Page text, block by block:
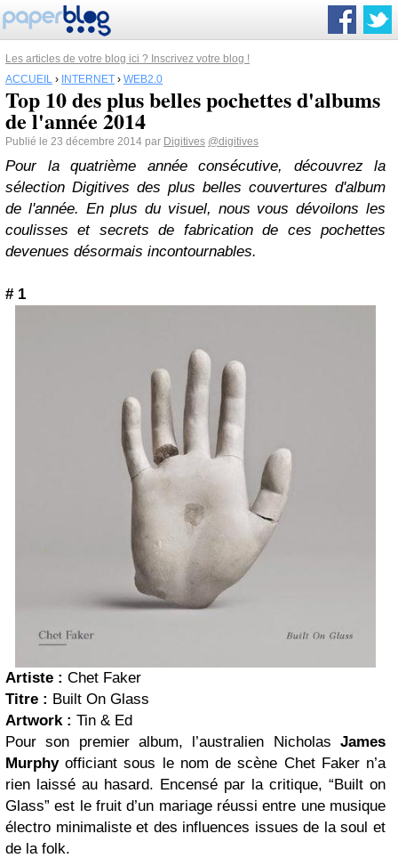
Les articles de votre blog ici ? Inscrivez votre blog !
ACCUEIL › INTERNET › WEB2.0
Top 10 des plus belles pochettes d'albums
de l'année 2014
Publié le 23 décembre 2014 par Digitives @digitives
Pour la quatrième année consécutive, découvrez la
sélection Digitives des plus belles couvertures d'album
de l'année. En plus du visuel, nous vous dévoilons les
coulisses et secrets de fabrication de ces pochettes
devenues désormais incontournables.
# 1
Artiste : Chet Faker
Titre : Built On Glass
Artwork : Tin & Ed
Pour son premier album, l’australien Nicholas James
Murphyofficiant sous le nom de scène Chet Faker n’a
rien laissé au hasard. Encensé par la critique, “Built on
Glass” est le fruit d’un mariage réussi entre une musique
électro minimaliste et des influences issues de la soul et
de la folk.